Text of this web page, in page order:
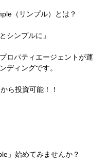
（リンプル）とは？
シンプルに」
ロパティエージェントが運
ディングです。
ら投資可能！！
」始めてみませんか？